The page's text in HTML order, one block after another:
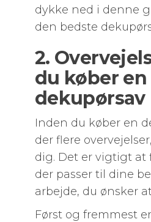
dykke ned i denne
den bedste
2.
du køber en
dekupørsav
Inden du køber en
der flere
dig. Det er vigtigt at
der passer til dine
arbejde, du ønsker
Først og fremmest